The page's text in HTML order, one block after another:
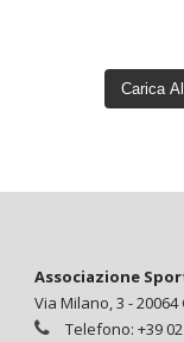
Carica
Associazione
Via Milano, 3 -
Telefono: +39